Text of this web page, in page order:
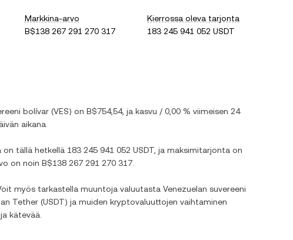
Markkina-arvo
B$138 267 291 270 317
Kierrossa oleva tarjonta
183 245 941 052 USDT
bolívar (VES) on B$754,54, ja kasvu / 0,00 % viimeisen 24
aikana.
on tällä hetkellä 183 245 941 052 USDT , ja maksimitarjonta on
on noin B$138 267 291 270 317
myös tarkastella muuntoja valuutasta Venezuelan suvereeni
Tether (USDT) ja muiden kryptovaluuttojen vaihtaminen
kätevää.